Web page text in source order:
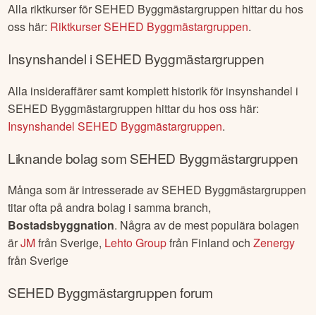
Alla riktkurser förSEHED Byggmästargruppen hittar du hos
oss här: RiktkurserSEHED Byggmästargruppen.
Insynshandel iSEHED Byggmästargruppen
Alla insideraffärer samt komplett historik för insynshandel i
SEHED Byggmästargruppen hittar du hos oss här:
InsynshandelSEHED Byggmästargruppen.
Liknande bolag som SEHED Byggmästargruppen
Många som är intresserade avSEHED Byggmästargruppen
titar ofta på andra bolag i samma branch,
Bostadsbyggnation. Några av de mest populära bolagen
ärJMfrånSverige, Lehto Groupfrån Finland ochZenergy
frånSverige
SEHED Byggmästargruppenforum